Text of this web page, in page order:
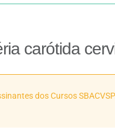
carótida
dos Cursos